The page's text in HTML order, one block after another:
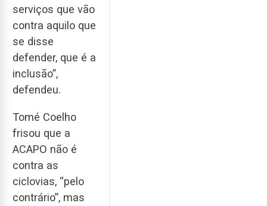
serviços que vão
contra aquilo que
se disse
defender, que é a
inclusão”,
defendeu.
Tomé Coelho
frisou que a
ACAPO não é
contra as
ciclovias, “pelo
contrário”, mas